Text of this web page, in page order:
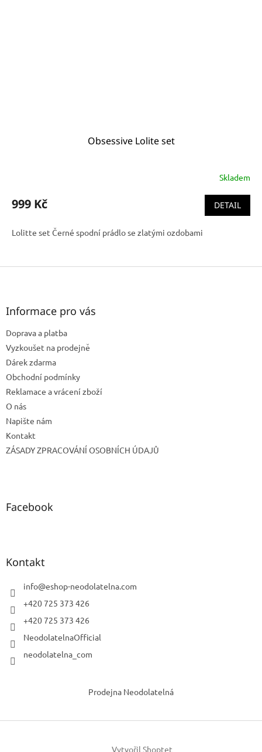
Obsessive Lolite set
Skladem
999 Kč DETAIL
Lolitte set Černé spodní prádlo se zlatými ozdobami
Z
Informace pro vás
Doprava a platba
Vyzkoušet na prodejně
Dárek zdarma
Obchodní podmínky
Reklamace a vrácení zboží
O nás
Napište nám
Kontakt
ZÁSADY ZPRACOVÁNÍ OSOBNÍCH ÚDAJŮ
Facebook
Kontakt
info@eshop-neodolatelna.com
+420 725 373 426
+420 725 373 426
NeodolatelnaOfficial
neodolatelna_com
Prodejna Neodolatelná
Vytvořil Shoptet